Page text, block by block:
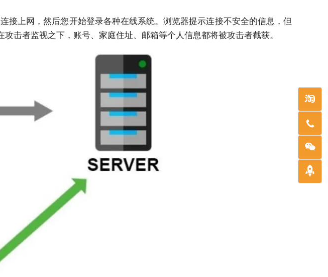
上网，然后您开始登录各种在线系统。浏览器提示连接不安全的信息，但
击者监视之下，账号、家庭住址、邮箱等个人信息都将被攻击者截获。